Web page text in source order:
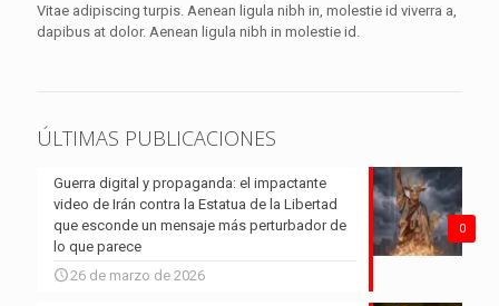
Vitae adipiscing turpis. Aenean ligula nibh in, molestie id viverra a,
dapibus at dolor. Aenean ligula nibh in molestie id.
ÚLTIMAS PUBLICACIONES
0
Guerra digital y propaganda: el impactante
video de Irán contra la Estatua de la Libertad
que esconde un mensaje más perturbador de
lo que parece
26 de marzo de 2026